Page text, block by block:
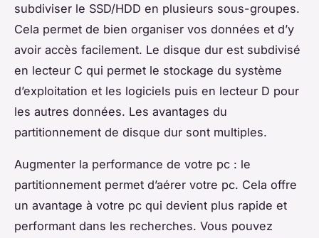
subdiviser le SSD/HDD en plusieurs sous-groupes.
Cela permet de bien organiser vos données et d’y
avoir accès facilement. Le disque dur est subdivisé
en lecteur C qui permet le stockage du système
d’exploitation et les logiciels puis en lecteur D pour
les autres données. Les avantages du
partitionnement de disque dur sont multiples.
Augmenter la performance de votre pc : le
partitionnement permet d’aérer votre pc. Cela offre
un avantage à votre pc qui devient plus rapide et
performant dans les recherches. Vous pouvez